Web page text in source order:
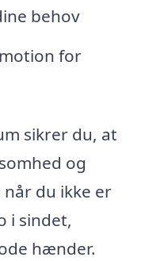
behov
for
sikrer du, at
og
du ikke er
i sindet,
hænder.